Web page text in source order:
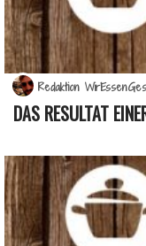
DAS RESULTAT
Redaktion